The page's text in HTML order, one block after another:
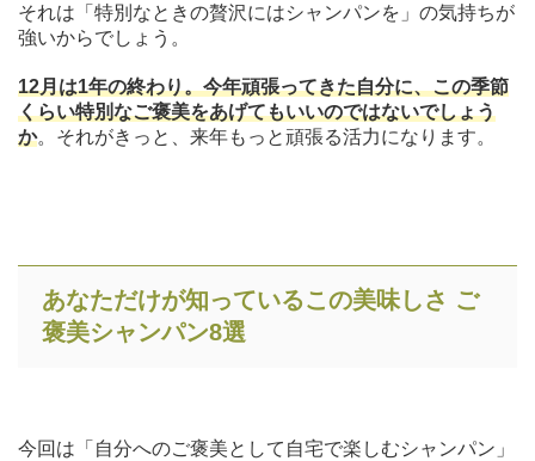
それは「特別なときの贅沢にはシャンパンを」の気持ちが
強いからでしょう。
12月は1年の終わり。今年頑張ってきた自分に、この季節
くらい特別なご褒美をあげてもいいのではないでしょう
か。それがきっと、来年もっと頑張る活力になります。
あなただけが知っているこの美味しさ ご
褒美シャンパン8選
今回は「自分へのご褒美として自宅で楽しむシャンパン」